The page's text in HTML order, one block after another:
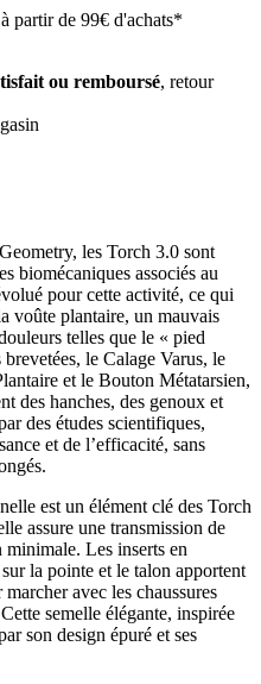
à partir de 99€ d'achats*
ou remboursé, retour
les Torch 3.0 sont
biomécaniques associés au
pour cette activité, ce qui
voûte plantaire, un mauvais
telles que le « pied
le Calage Varus, le
et le Bouton Métatarsien,
des hanches, des genoux et
des études scientifiques,
et de l’efficacité, sans
est un élément clé des Torch
assure une transmission de
Les inserts en
la pointe et le talon apportent
avec les chaussures
semelle élégante, inspirée
son design épuré et ses